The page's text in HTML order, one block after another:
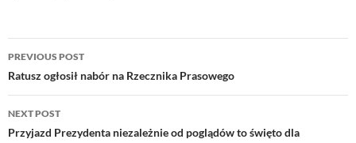
Post
navigation
PREVIOUS POST
Ratusz ogłosił nabór na Rzecznika Prasowego
NEXT POST
Przyjazd Prezydenta niezależnie od poglądów to święto dla